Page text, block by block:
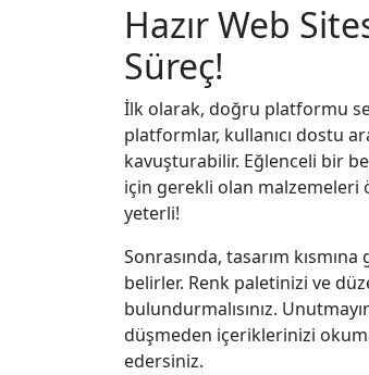
Hazır Web
Süreç!
İlk olarak, doğru platformu
platformlar, kullanıcı dostu
kavuşturabilir. Eğlenceli bir
için gerekli olan malzemeleri
yeterli!
Sonrasında, tasarım
belirler. Renk paletinizi ve
bulundurmalısınız.
düşmeden içeriklerinizi
edersiniz.